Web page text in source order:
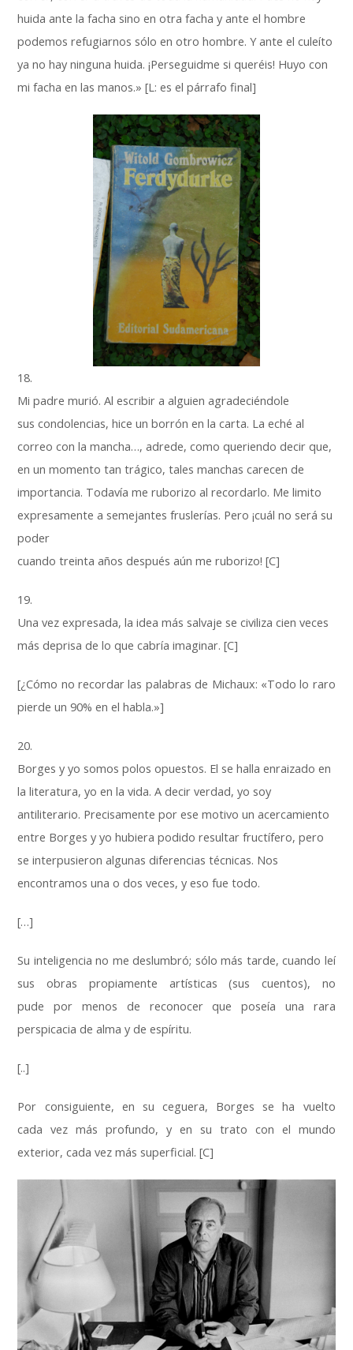
huida ante la facha sino en otra facha y ante el hombre
podemos refugiarnos sólo en otro hombre. Y ante el culeíto
ya no hay ninguna huida. ¡Perseguidme si queréis! Huyo con
mi facha en las manos.» [L: es el párrafo final]
18.
Mi padre murió. Al escribir a alguien agradeciéndole
sus condolencias, hice un borrón en la carta. La eché al
correo con la mancha…, adrede, como queriendo decir que,
en un momento tan trágico, tales manchas carecen de
importancia. Todavía me ruborizo al recordarlo. Me limito
expresamente a semejantes fruslerías. Pero ¡cuál no será su
poder
cuando treinta años después aún me ruborizo! [C]
19.
Una vez expresada, la idea más salvaje se civiliza cien veces
más deprisa de lo que cabría imaginar. [C]
[¿Cómo no recordar las palabras de Michaux: «Todo lo raro
pierde un 90% en el habla.»]
20.
Borges y yo somos polos opuestos. El se halla enraizado en
la literatura, yo en la vida. A decir verdad, yo soy
antiliterario. Precisamente por ese motivo un acercamiento
entre Borges y yo hubiera podido resultar fructífero, pero
se interpusieron algunas diferencias técnicas. Nos
encontramos una o dos veces, y eso fue todo.
[…]
Su inteligencia no me deslumbró; sólo más tarde, cuando leí
sus obras propiamente artísticas (sus cuentos), no
pude por menos de reconocer que poseía una rara
perspicacia de alma y de espíritu.
[..]
Por consiguiente, en su ceguera, Borges se ha vuelto
cada vez más profundo, y en su trato con el mundo
exterior, cada vez más superficial. [C]